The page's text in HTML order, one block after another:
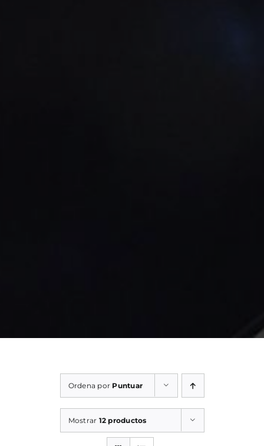
Ordena por Puntuar
Mostrar 12 productos